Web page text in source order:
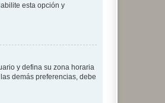
esta opción y
y defina su zona horaria
demás preferencias, debe